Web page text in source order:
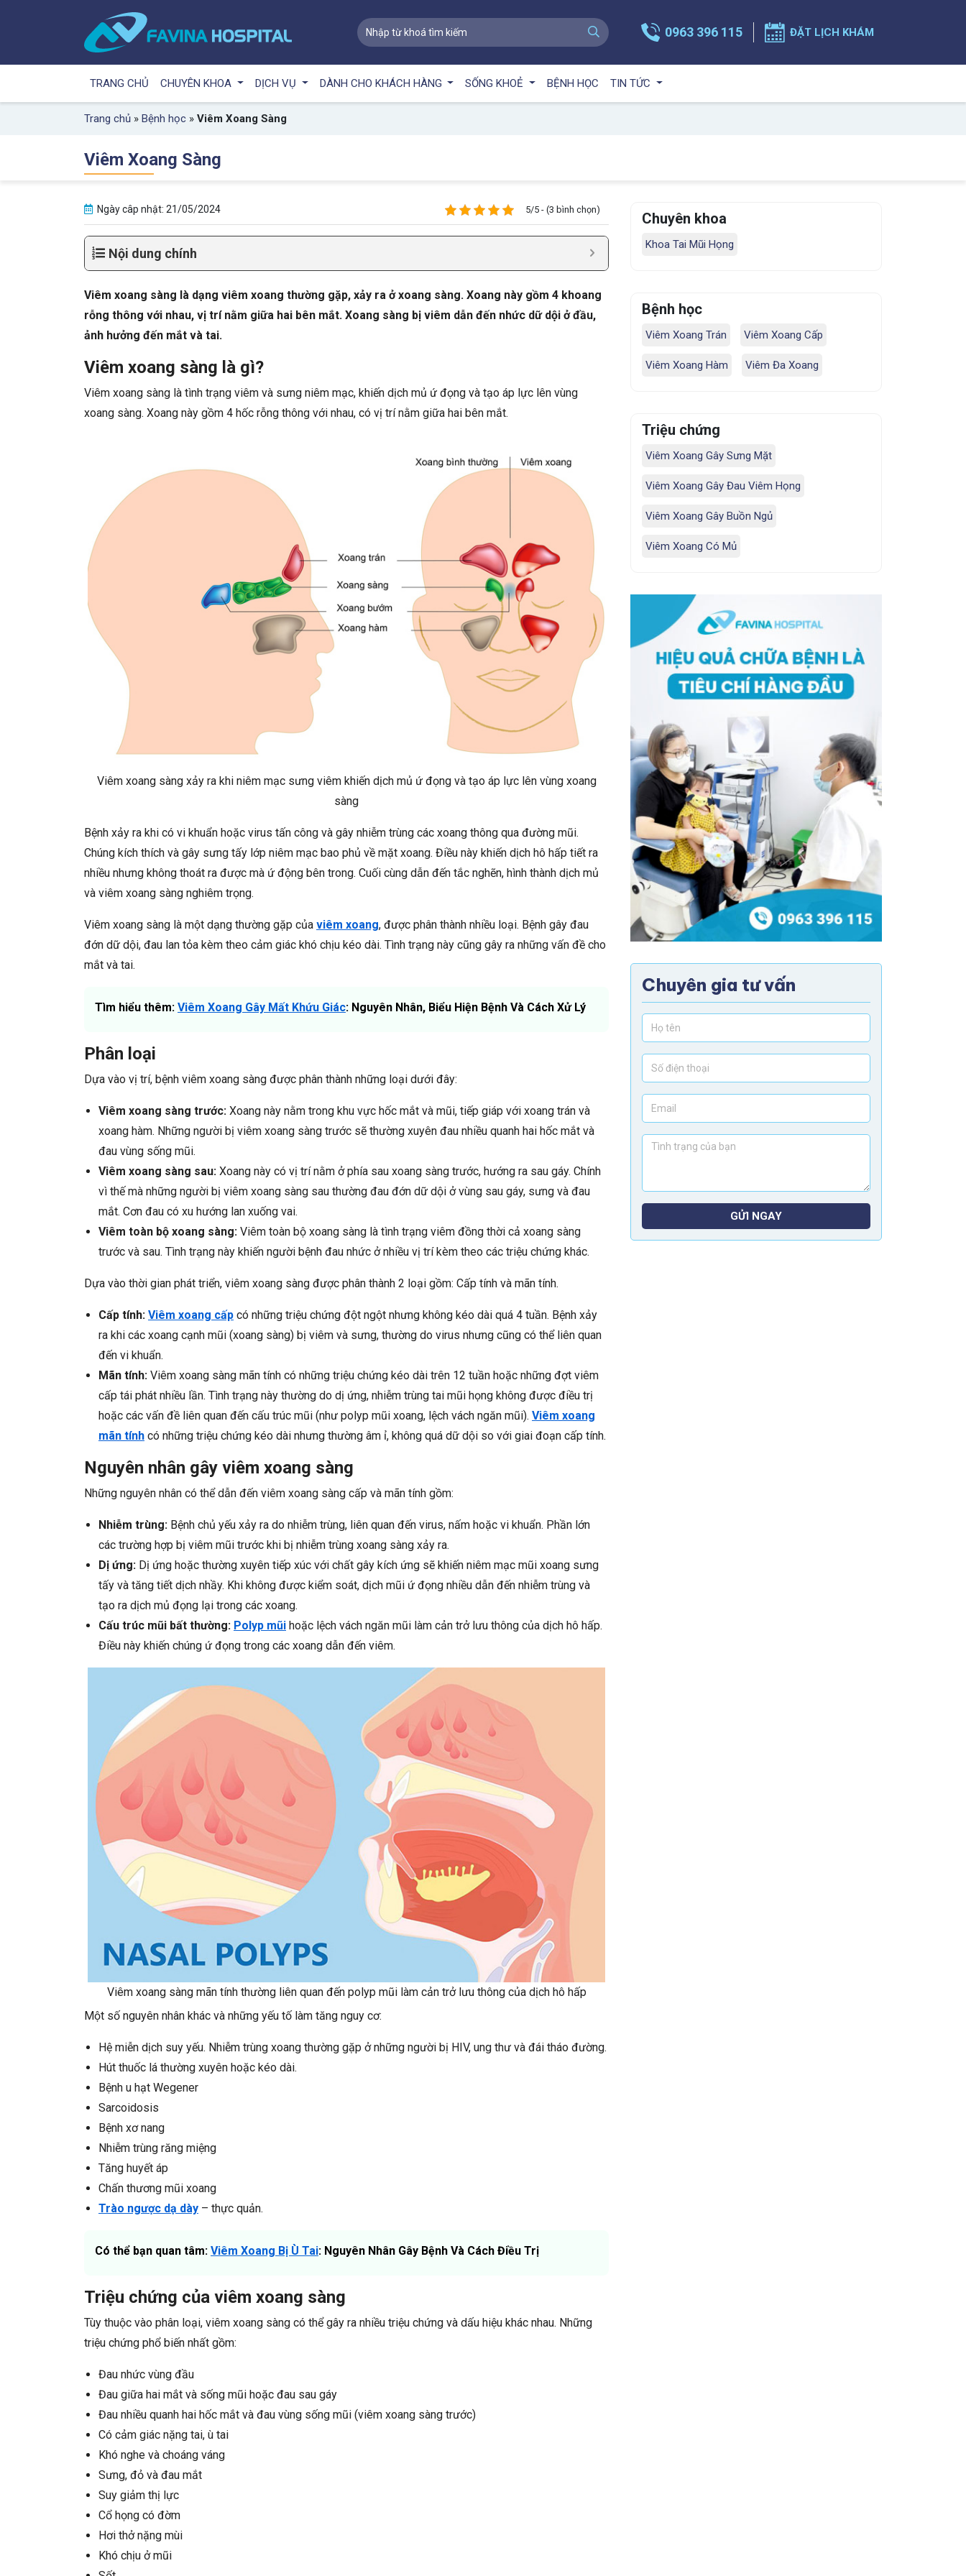
0963 396 115 ĐẶT LỊCH KHÁM
TRANG CHỦ CHUYÊN KHOA DỊCH VỤ DÀNH CHO KHÁCH HÀNG SỐNG KHOẺ BỆNH HỌC TIN TỨC
Trang chủ » Bệnh học » Viêm Xoang Sàng
Viêm Xoang Sàng
Ngày câp nhật: 21/05/2024 5/5 - (3 bình chọn)
Nội dung chính
Viêm xoang sàng là dạng viêm xoang thường gặp, xảy ra ở xoang sàng. Xoang này gồm 4 khoang
rỗng thông với nhau, vị trí nằm giữa hai bên mắt. Xoang sàng bị viêm dẫn đến nhức dữ dội ở đầu,
ảnh hưởng đến mắt và tai.
Viêm xoang sàng là gì?
Viêm xoang sàng là tình trạng viêm và sưng niêm mạc, khiến dịch mủ ứ đọng và tạo áp lực lên vùng
xoang sàng. Xoang này gồm 4 hốc rỗng thông với nhau, có vị trí nằm giữa hai bên mắt.
Viêm xoang sàng xảy ra khi niêm mạc sưng viêm khiến dịch mủ ứ đọng và tạo áp lực lên vùng xoang
sàng
Bệnh xảy ra khi có vi khuẩn hoặc virus tấn công và gây nhiễm trùng các xoang thông qua đường mũi.
Chúng kích thích và gây sưng tấy lớp niêm mạc bao phủ về mặt xoang. Điều này khiến dịch hô hấp tiết ra
nhiều nhưng không thoát ra được mà ứ động bên trong. Cuối cùng dẫn đến tắc nghẽn, hình thành dịch mủ
và viêm xoang sàng nghiêm trọng.
Viêm xoang sàng là một dạng thường gặp của viêm xoang, được phân thành nhiều loại. Bệnh gây đau
đớn dữ dội, đau lan tỏa kèm theo cảm giác khó chịu kéo dài. Tình trạng này cũng gây ra những vấn đề cho
mắt và tai.
Tìm hiểu thêm: Viêm Xoang Gây Mất Khứu Giác: Nguyên Nhân, Biểu Hiện Bệnh Và Cách Xử Lý
Phân loại
Dựa vào vị trí, bệnh viêm xoang sàng được phân thành những loại dưới đây:
Viêm xoang sàng trước: Xoang này nằm trong khu vực hốc mắt và mũi, tiếp giáp với xoang trán và
xoang hàm. Những người bị viêm xoang sàng trước sẽ thường xuyên đau nhiều quanh hai hốc mắt và
đau vùng sống mũi.
Viêm xoang sàng sau: Xoang này có vị trí nằm ở phía sau xoang sàng trước, hướng ra sau gáy. Chính
vì thế mà những người bị viêm xoang sàng sau thường đau đớn dữ dội ở vùng sau gáy, sưng và đau
mắt. Cơn đau có xu hướng lan xuống vai.
Viêm toàn bộ xoang sàng: Viêm toàn bộ xoang sàng là tình trạng viêm đồng thời cả xoang sàng
trước và sau. Tình trạng này khiến người bệnh đau nhức ở nhiều vị trí kèm theo các triệu chứng khác.
Dựa vào thời gian phát triển, viêm xoang sàng được phân thành 2 loại gồm: Cấp tính và mãn tính.
Cấp tính: Viêm xoang cấp có những triệu chứng đột ngột nhưng không kéo dài quá 4 tuần. Bệnh xảy
ra khi các xoang cạnh mũi (xoang sàng) bị viêm và sưng, thường do virus nhưng cũng có thể liên quan
đến vi khuẩn.
Mãn tính: Viêm xoang sàng mãn tính có những triệu chứng kéo dài trên 12 tuần hoặc những đợt viêm
cấp tái phát nhiều lần. Tình trạng này thường do dị ứng, nhiễm trùng tai mũi họng không được điều trị
hoặc các vấn đề liên quan đến cấu trúc mũi (như polyp mũi xoang, lệch vách ngăn mũi). Viêm xoang
mãn tính có những triệu chứng kéo dài nhưng thường âm ỉ, không quá dữ dội so với giai đoạn cấp tính.
Nguyên nhân gây viêm xoang sàng
Những nguyên nhân có thể dẫn đến viêm xoang sàng cấp và mãn tính gồm:
Nhiễm trùng: Bệnh chủ yếu xảy ra do nhiễm trùng, liên quan đến virus, nấm hoặc vi khuẩn. Phần lớn
các trường hợp bị viêm mũi trước khi bị nhiễm trùng xoang sàng xảy ra.
Dị ứng: Dị ứng hoặc thường xuyên tiếp xúc với chất gây kích ứng sẽ khiến niêm mạc mũi xoang sưng
tấy và tăng tiết dịch nhầy. Khi không được kiểm soát, dịch mũi ứ đọng nhiều dẫn đến nhiễm trùng và
tạo ra dịch mủ đọng lại trong các xoang.
Cấu trúc mũi bất thường: Polyp mũi hoặc lệch vách ngăn mũi làm cản trở lưu thông của dịch hô hấp.
Điều này khiến chúng ứ đọng trong các xoang dẫn đến viêm.
Viêm xoang sàng mãn tính thường liên quan đến polyp mũi làm cản trở lưu thông của dịch hô hấp
Một số nguyên nhân khác và những yếu tố làm tăng nguy cơ:
Hệ miễn dịch suy yếu. Nhiễm trùng xoang thường gặp ở những người bị HIV, ung thư và đái tháo đường.
Hút thuốc lá thường xuyên hoặc kéo dài.
Bệnh u hạt Wegener
Sarcoidosis
Bệnh xơ nang
Nhiễm trùng răng miệng
Tăng huyết áp
Chấn thương mũi xoang
Trào ngược dạ dày – thực quản.
Có thể bạn quan tâm: Viêm Xoang Bị Ù Tai: Nguyên Nhân Gây Bệnh Và Cách Điều Trị
Triệu chứng của viêm xoang sàng
Tùy thuộc vào phân loại, viêm xoang sàng có thể gây ra nhiều triệu chứng và dấu hiệu khác nhau. Những
triệu chứng phổ biến nhất gồm:
Đau nhức vùng đầu
Đau giữa hai mắt và sống mũi hoặc đau sau gáy
Đau nhiều quanh hai hốc mắt và đau vùng sống mũi (viêm xoang sàng trước)
Có cảm giác nặng tai, ù tai
Khó nghe và choáng váng
Sưng, đỏ và đau mắt
Suy giảm thị lực
Cổ họng có đờm
Hơi thở nặng mùi
Khó chịu ở mũi
Chuyên khoa
Khoa Tai Mũi Họng
Bệnh học
Viêm Xoang Trán Viêm Xoang Cấp
Viêm Xoang Hàm Viêm Đa Xoang
Triệu chứng
Viêm Xoang Gây Sưng Mặt
Viêm Xoang Gây Đau Viêm Họng
Viêm Xoang Gây Buồn Ngủ
Viêm Xoang Có Mủ
Chuyên gia tư vấn
GỬI NGAY